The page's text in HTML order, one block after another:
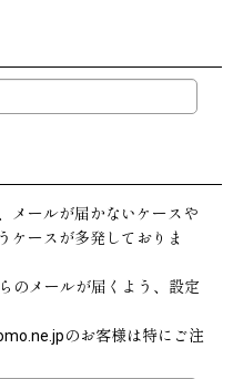
メールが届かないケースや
ケースが多発しておりま
のメールが届くよう、設定
のお客様は特にご注